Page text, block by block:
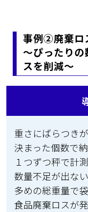
事例②廃棄ロ
～ぴったり
スを削減～
重さにばらつき
決まった個数で
１つずつ秤で計
数量不足が出な
多めの総重量で
食品廃棄ロスが